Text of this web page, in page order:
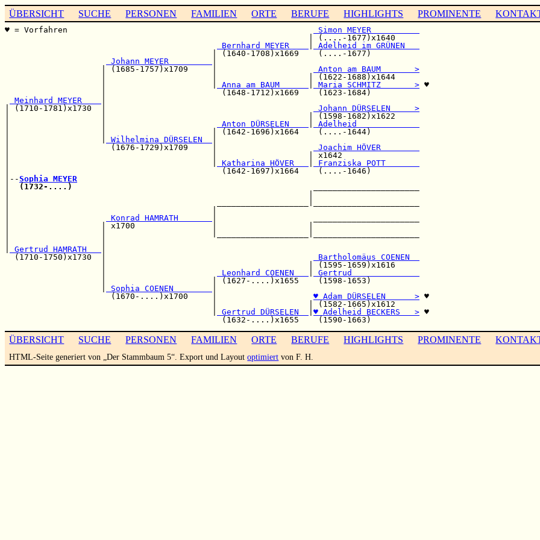
ÜBERSICHT SUCHE PERSONEN FAMILIEN ORTE BERUFE HIGHLIGHTS PROMINENTE
♥ = Vorfahren
Simon MEYER
                                                               | (....-1677)x1640
Bernhard MEYER
Adelheid im GRÜNEN
                                           | (1640-1708)x1669    (....-1677)
Johann MEYER
                    | (1685-1757)x1709     |
Anton am BAUM       >
                    |                      |                   | (1622-1688)x1644
Anna am BAUM Maria SCHMITZ       > ♥
                    |                        (1648-1712)x1669    (1623-1684)
Meinhard MEYER
| (1710-1781)x1730  |
Johann DÜRSELEN     >
|                   |                                          | (1598-1682)x1622
Anton DÜRSELEN
Adelheid
|                   |                      | (1642-1696)x1664    (....-1644)
Wilhelmina DÜRSELEN
|                     (1676-1729)x1709     |
Joachim HÖVER
|                                          |                   | x1642
Katharina HÖVER
Franziska POTT
|                                            (1642-1697)x1664    (....-1646)
|--Sophia MEYER
(1732-....)
|                                                              |
|                                          |
Konrad HAMRATH
|                   | x1700                |                   |
|                   |
Gertrud HAMRATH
  (1710-1750)x1730  |
Bartholomäus COENEN
                    |                                          | (1595-1659)x1616
Leonhard COENEN
Gertrud
                    |                      | (1627-....)x1655    (1598-1653)
Sophia COENEN
                      (1670-....)x1700     |
♥ Adam DÜRSELEN      > ♥
                                           |                   | (1582-1665)x1612
Gertrud DÜRSELEN ♥ Adelheid BECKERS   > ♥
ÜBERSICHT SUCHE PERSONEN FAMILIEN ORTE BERUFE HIGHLIGHTS PROMINENTE
HTML-Seite generiert von „Der Stammbaum 5“. Export und Layoutoptimiert von F. H.